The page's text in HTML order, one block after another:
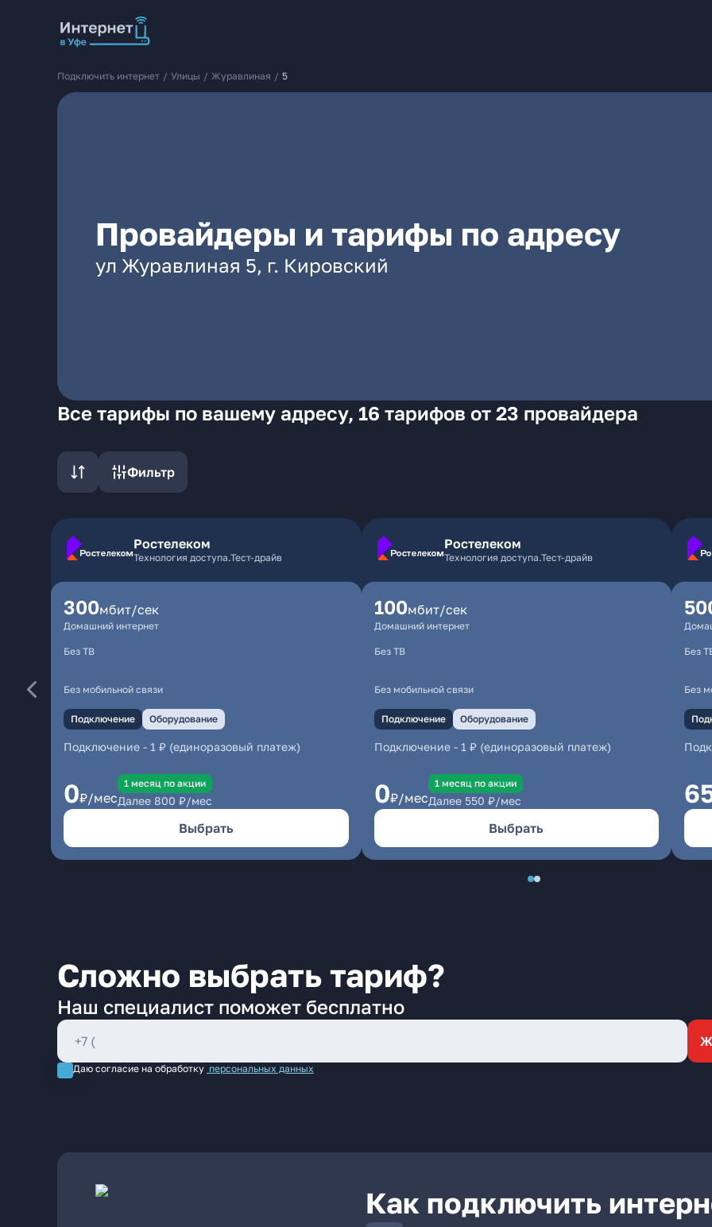
Подключить интернет / Улицы / Журавлиная / 5
Провайдеры и тарифы по адресу
ул Журавлиная 5, г. Кировский
Все тарифы по вашему адресу, 16 тарифов от 23 провайдера
Фильтр
Ростелеком
Технология доступа.Тест-драйв
300мбит/сек
Домашний интернет
Без ТВ
Без мобильной связи
Подключение Оборудование
Подключение - 1 ₽ (единоразовый платеж)
0₽/мес
1 месяц по акции
Далее 800 ₽/мес
Выбрать
Ростелеком
Технология доступа.Тест-драйв
100мбит/сек
Домашний интернет
Без ТВ
Без мобильной связи
Подключение Оборудование
Подключение- 1 ₽ (единоразовый платеж)
0₽/мес
1 месяц по акции
Далее 550 ₽/мес
Выбрать
Без
Без
Сложно выбрать тариф?
Наш специалист поможет бесплатно
Даю согласие на обработку персональных данных
Как подключить